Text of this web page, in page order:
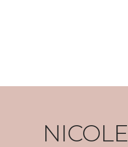
NICOLE